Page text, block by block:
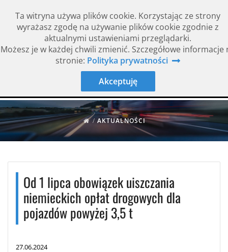
Rok założenia 1994 ISO 9001
/AKTUALNOŚCI
Od 1 lipca obowiązek uiszczania
niemieckich opłat drogowych dla
pojazdów powyżej 3,5 t
27.06.2024
Ta witryna używa plików cookie. Korzystając ze strony
wyrażasz zgodę na używanie plików cookie zgodnie z
aktualnymi ustawieniami przeglądarki.
Możesz je w każdej chwili zmienić. Szczegółowe informacje
stronie: Polityka prywatności
Akceptuję